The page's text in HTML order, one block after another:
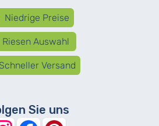
Niedrige Preise
Riesen Auswahl
Schneller Versand
Sie uns